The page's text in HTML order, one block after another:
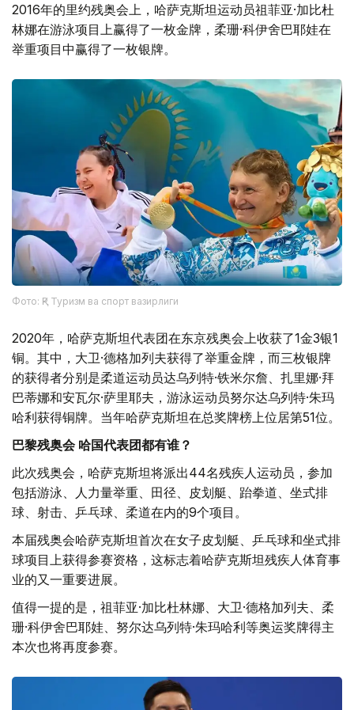
2016年的里约残奥会上，哈萨克斯坦运动员祖菲亚·加比杜
林娜在游泳项目上赢得了一枚金牌，柔珊·科伊舍巴耶娃在
举重项目中赢得了一枚银牌。
Фото: ҚР Туризм ва спорт вазирлиги
2020年，哈萨克斯坦代表团在东京残奥会上收获了1金3银1
铜。其中，大卫·德格加列夫获得了举重金牌，而三枚银牌
的获得者分别是柔道运动员达乌列特·铁米尔詹、扎里娜·拜
巴蒂娜和安瓦尔·萨里耶夫，游泳运动员努尔达乌列特·朱玛
哈利获得铜牌。当年哈萨克斯坦在总奖牌榜上位居第51位。
巴黎残奥会 哈国代表团都有谁？
此次残奥会，哈萨克斯坦将派出44名残疾人运动员，参加
包括游泳、人力量举重、田径、皮划艇、跆拳道、坐式排
球、射击、乒乓球、柔道在内的9个项目。
本届残奥会哈萨克斯坦首次在女子皮划艇、乒乓球和坐式排
球项目上获得参赛资格，这标志着哈萨克斯坦残疾人体育事
业的又一重要进展。
值得一提的是，祖菲亚·加比杜林娜、大卫·德格加列夫、柔
珊·科伊舍巴耶娃、努尔达乌列特·朱玛哈利等奥运奖牌得主
本次也将再度参赛。